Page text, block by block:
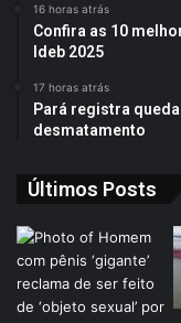
16 horas atrás
Confira as 10
Ideb 2025
17 horas atrás
Pará registra
desmatamento
Últimos Posts